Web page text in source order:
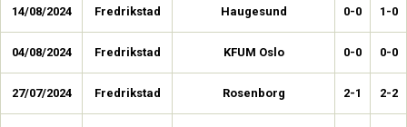
14/08/2024 Fredrikstad Haugesund 0-0 1-0
04/08/2024 Fredrikstad KFUM Oslo 0-0 0-0
27/07/2024 Fredrikstad Rosenborg 2-1 2-2